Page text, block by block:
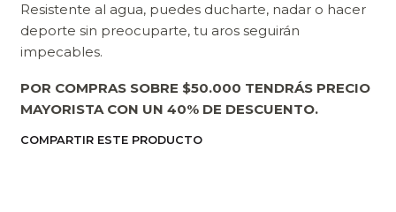
Resistente al agua, puedes ducharte, nadar o hacer
deporte sin preocuparte, tu aros seguirán
impecables.
POR COMPRAS SOBRE $50.000 TENDRÁS PRECIO
MAYORISTA CON UN 40% DE DESCUENTO.
COMPARTIR ESTE PRODUCTO